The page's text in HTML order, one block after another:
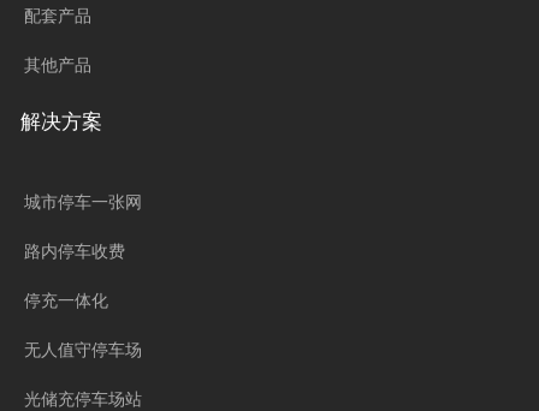
配套产品
其他产品
解决方案
城市停车一张网
路内停车收费
停充一体化
无人值守停车场
光储充停车场站